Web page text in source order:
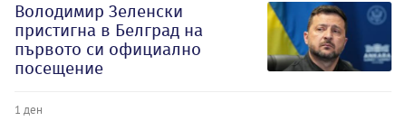
Володимир Зеленски
пристигна в Белград на
първото си официално
посещение
1 ден